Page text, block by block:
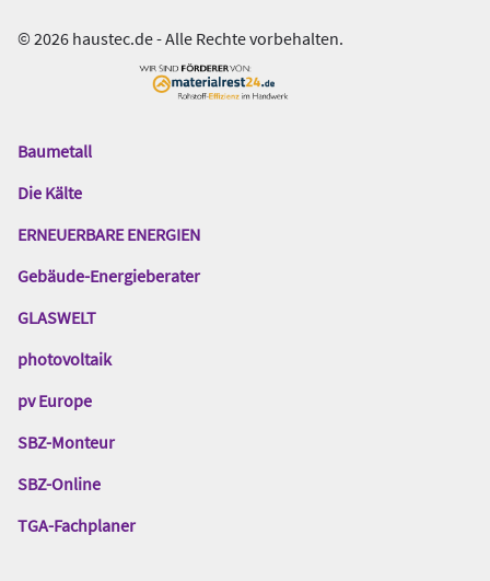
© 2026 haustec.de - Alle Rechte vorbehalten.
Das
Gentner
Baumetall
Die Kälte
ERNEUERBARE ENERGIEN
Gebäude-Energieberater
GLASWELT
photovoltaik
pv Europe
SBZ-Monteur
SBZ-Online
TGA-Fachplaner